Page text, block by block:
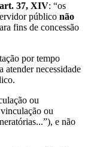
art. 37, XIV: “os
público não
fins de concessão
por tempo
atender necessidade
ou
ou
e não